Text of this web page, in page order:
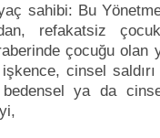
sahibi: Bu
refakatsiz
çocuğu olan
cinsel
ya da